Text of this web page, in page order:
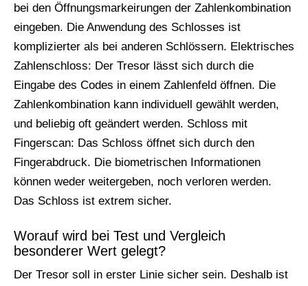
bei den Öffnungsmarkeirungen der Zahlenkombination
eingeben. Die Anwendung des Schlosses ist
komplizierter als bei anderen Schlössern. Elektrisches
Zahlenschloss: Der Tresor lässt sich durch die
Eingabe des Codes in einem Zahlenfeld öffnen. Die
Zahlenkombination kann individuell gewählt werden,
und beliebig oft geändert werden. Schloss mit
Fingerscan: Das Schloss öffnet sich durch den
Fingerabdruck. Die biometrischen Informationen
können weder weitergeben, noch verloren werden.
Das Schloss ist extrem sicher.
Worauf wird bei Test und Vergleich
besonderer Wert gelegt?
Der Tresor soll in erster Linie sicher sein. Deshalb ist